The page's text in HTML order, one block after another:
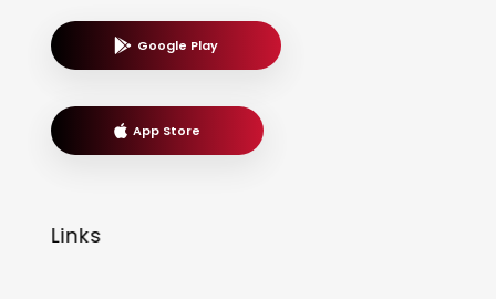
Google Play
App Store
Links